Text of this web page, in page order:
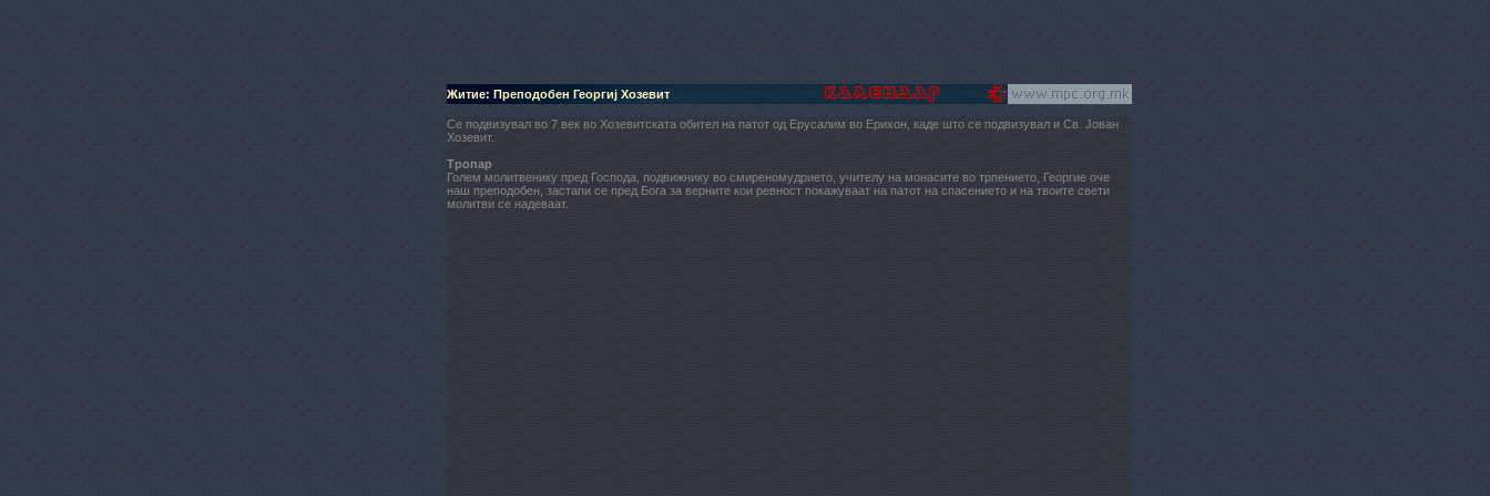
Житие: Преподобен Георгиј Хозевит
Се подвизувал во 7 век во Хозевитската обител на патот од Ерусалим во Ерихон, каде што се подвизувал и Св. Јован
Хозевит.
Тропар
Голем молитвенику пред Господа, подвижнику во смиреномудрието, учителу на монасите во трпението, Георгие оче
наш преподобен, застапи се пред Бога за верните кои ревност покажуваат на патот на спасението и на твоите свети
молитви се надеваат.